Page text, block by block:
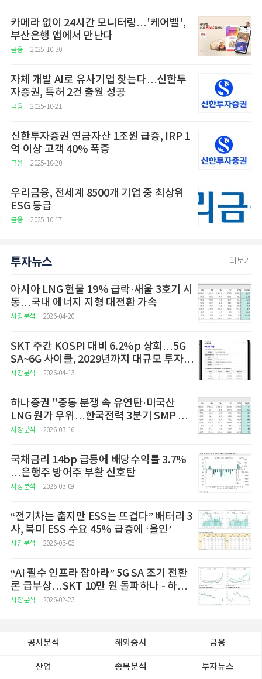
카메라 없이 24시간 모니터링…'케어벨',
부산은행 앱에서 만난다
금융 2025-10-30
자체 개발 AI로 유사기업 찾는다…신한투
자증권, 특허 2건 출원 성공
금융 2025-10-21
신한투자증권 연금자산 1조원 급증, IRP 1
억 이상 고객 40% 폭증
금융 2025-10-20
우리금융, 전세계 8500개 기업 중 최상위
ESG 등급
금융 2025-10-17
투자뉴스 더보기
아시아 LNG 현물 19% 급락·새울 3호기 시
동…국내 에너지 지형 대전환 가속
시장분석 2026-04-20
SKT 주간 KOSPI 대비 6.2%p 상회…5G
SA~6G 사이클, 2029년까지 대규모 투자
예고
시장분석 2026-04-13
하나증권 "중동 분쟁 속 유연탄·미국산
LNG 원가 우위…한국전력 3분기 SMP 상
승 전망"
시장분석 2026-03-16
국채금리 14bp 급등에 배당수익률 3.7%
…은행주 방어주 부활 신호탄
시장분석 2026-03-09
“전기차는 춥지만 ESS는 뜨겁다” 배터리 3
사, 북미 ESS 수요 45% 급증에 ‘올인’
시장분석 2026-03-03
“AI 필수 인프라 잡아라” 5G SA 조기 전환
론 급부상…SKT 10만 원 돌파하나 - 하나
증권
시장분석 2026-02-23
공시분석 해외증시 금융
산업 종목분석 투자뉴스